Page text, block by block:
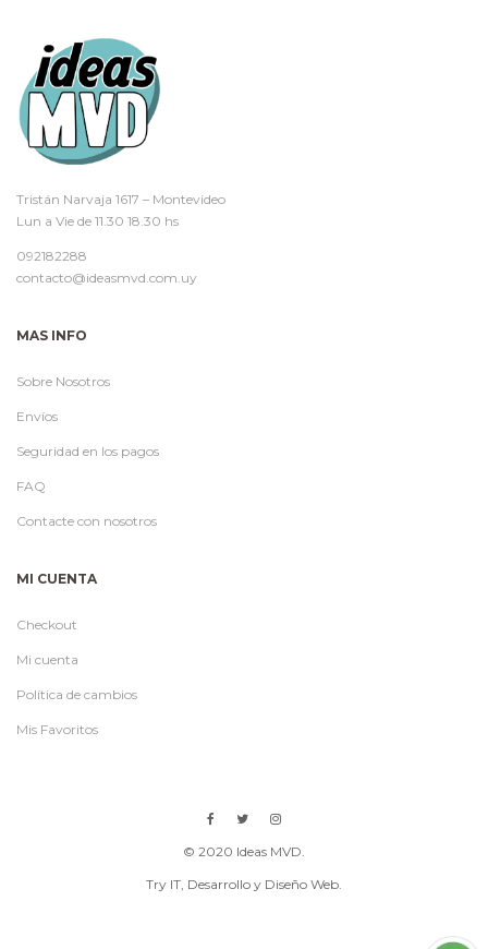
Tristán Narvaja 1617 – Montevideo
Lun a Vie de 11.30 18.30 hs
092182288
contacto@ideasmvd.com.uy
MAS INFO
Sobre Nosotros
Envíos
Seguridad en los pagos
FAQ
Contacte con nosotros
MI CUENTA
Checkout
Mi cuenta
Política de cambios
Mis Favoritos
© 2020 Ideas MVD.
Try IT , Desarrollo y Diseño Web.